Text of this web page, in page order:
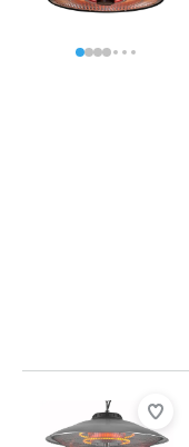
La note est de 9,3 sur